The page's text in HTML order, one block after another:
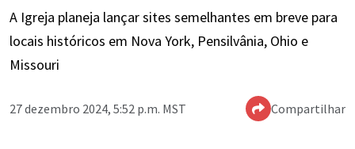
A Igreja planeja lançar sites semelhantes em breve para
locais históricos em Nova York, Pensilvânia, Ohio e
Missouri
27 dezembro 2024, 5:52 p.m. MST Compartilhar